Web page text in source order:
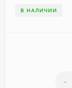
В НАЛИЧИИ
-